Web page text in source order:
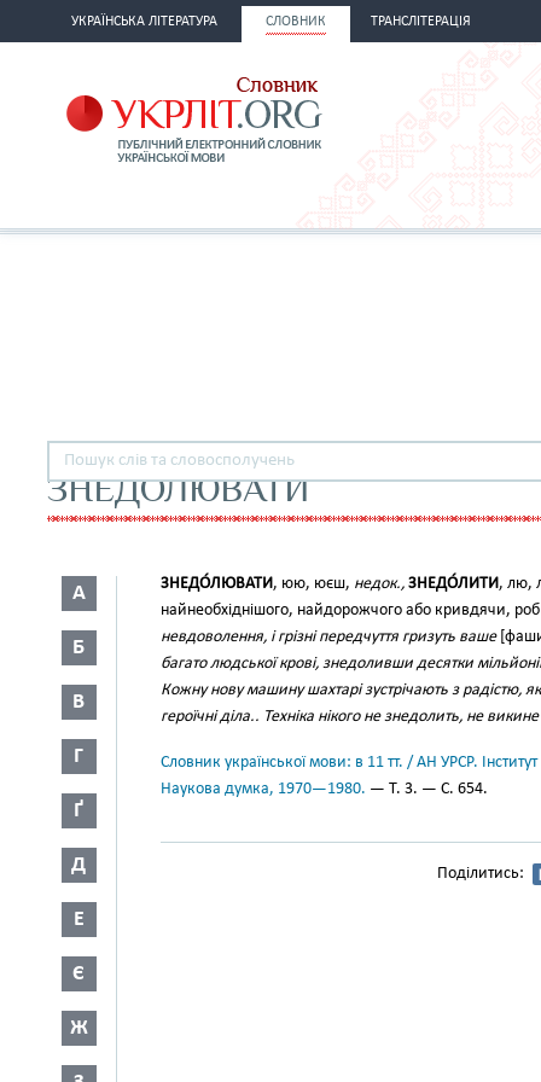
УКРАЇНСЬКА ЛІТЕРАТУРА СЛОВНИК ТРАНСЛІТЕРАЦІЯ
ЗНЕДОЛЮВАТИ
А
Б
В
Г
Ґ
Д
Е
Є
Ж
ЗНЕДО́ЛЮВАТИ, юю, юєш, недок., ЗНЕДО́ЛИТИ, лю,
найнеобхіднішого, найдорожчого або кривдячи,
невдоволення, і грізні передчуття гризуть ваше
багато людської крові, знедоливши десятки
Кожну нову машину шахтарі зустрічають з радістю,
героїчні діла.. Техніка нікого не знедолить, не
Словник української мови: в 11 тт. / АН УРСР.
Наукова думка, 1970—1980. — Т. 3. — С. 654.
Поділитись: